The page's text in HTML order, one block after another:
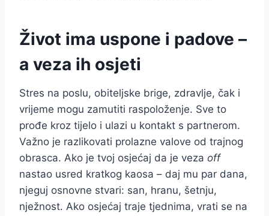
Život ima uspone i padove –
a veza ih osjeti
Stres na poslu, obiteljske brige, zdravlje, čak i
vrijeme mogu zamutiti raspoloženje. Sve to
prođe kroz tijelo i ulazi u kontakt s partnerom.
Važno je razlikovati prolazne valove od trajnog
obrasca. Ako je tvoj osjećaj da je veza off
nastao usred kratkog kaosa – daj mu par dana,
njeguj osnovne stvari: san, hranu, šetnju,
nježnost. Ako osjećaj traje tjednima, vrati se na